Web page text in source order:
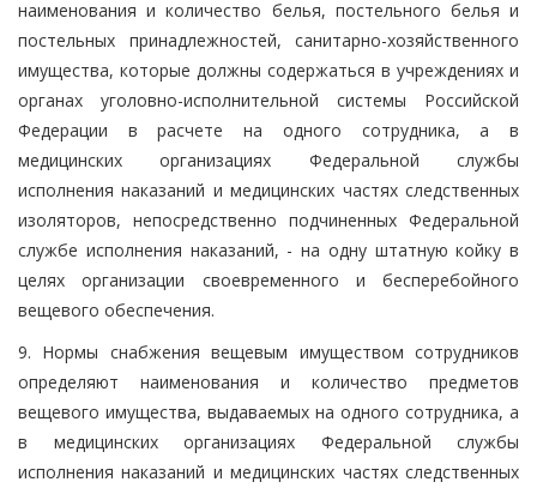
наименования и количество белья, постельного белья и
постельных принадлежностей, санитарно-хозяйственного
имущества, которые должны содержаться в учреждениях и
органах уголовно-исполнительной системы Российской
Федерации в расчете на одного сотрудника, а в
медицинских организациях Федеральной службы
исполнения наказаний и медицинских частях следственных
изоляторов, непосредственно подчиненных Федеральной
службе исполнения наказаний, - на одну штатную койку в
целях организации своевременного и бесперебойного
вещевого обеспечения.
9. Нормы снабжения вещевым имуществом сотрудников
определяют наименования и количество предметов
вещевого имущества, выдаваемых на одного сотрудника, а
в медицинских организациях Федеральной службы
исполнения наказаний и медицинских частях следственных